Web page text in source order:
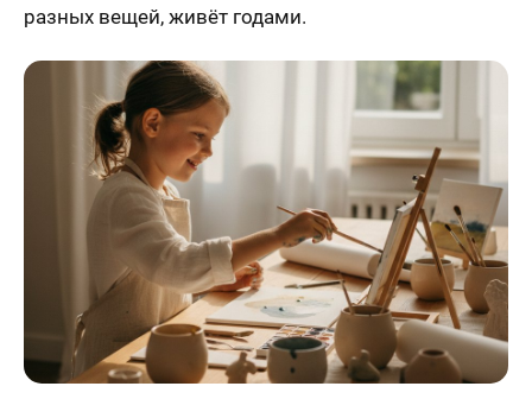
разных вещей, живёт годами.